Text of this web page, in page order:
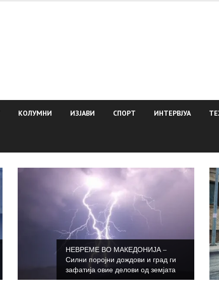
КОЛУМНИ ИЗЈАВИ СПОРТ ИНТЕРВЈУА
НЕВРЕМЕ ВО МАКЕДОНИЈА –
Силни поројни дождови и град ги
зафатија овие делови од земјата